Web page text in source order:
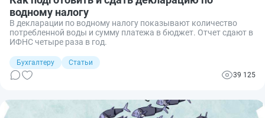
водному налогу
В декларации по водному налогу показывают количество
потребленной воды и сумму платежа в бюджет. Отчет сдают в
ИФНС четыре раза в год.
Бухгалтеру
Статьи
39 125